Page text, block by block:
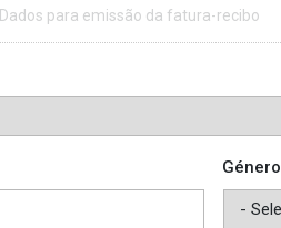
Dados para emissão da fatura-recibo
Género